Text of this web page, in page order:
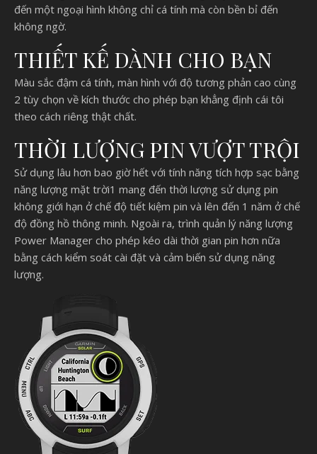
đến một ngoại hình không chỉ cá tính mà còn bền bỉ đến
không ngờ.
THIẾT KẾ DÀNH CHO BẠN
Màu sắc đậm cá tính, màn hình với độ tương phản cao cùng
2 tùy chọn về kích thước cho phép bạn khẳng định cái tôi
theo cách riêng thật chất.
THỜI LƯỢNG PIN VƯỢT TRỘI
Sử dụng lâu hơn bao giờ hết với tính năng tích hợp sạc bằng
năng lượng mặt trời1 mang đến thời lượng sử dụng pin
không giới hạn ở chế độ tiết kiệm pin và lên đến 1 năm ở chế
độ đồng hồ thông minh. Ngoài ra, trình quản lý năng lượng
Power Manager cho phép kéo dài thời gian pin hơn nữa
bằng cách kiểm soát cài đặt và cảm biến sử dụng năng
lượng.